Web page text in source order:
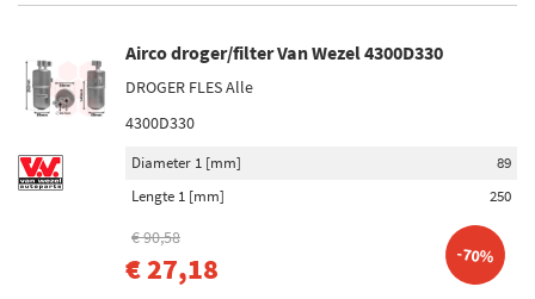
Resultaten
Merk
Diederichs (8)
Nissens (26)
Ava Cooling (28)
Airco droger/filter Van Wezel 4300D330
DROGER FLES Alle
4300D330
Diameter 1 [mm]
89
Lengte 1 [mm]
250
€ 90,58
€ 27,18 -70%